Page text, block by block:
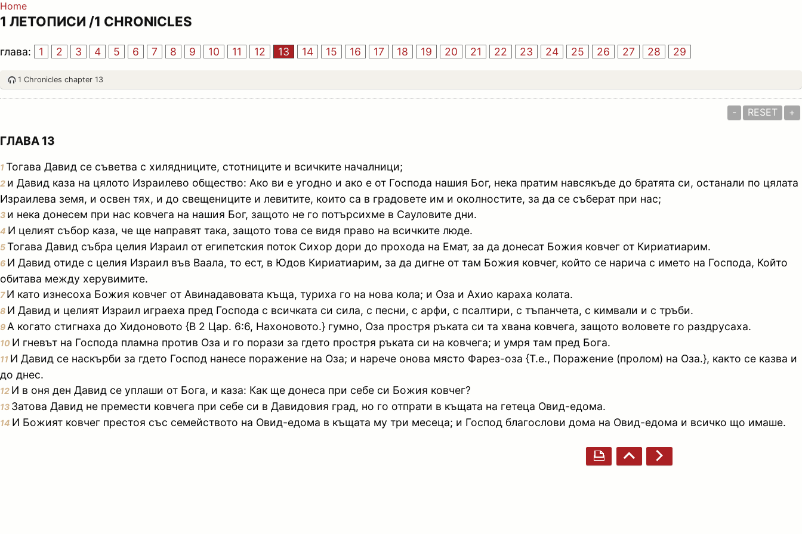
Home
1 ЛЕТОПИСИ /1 CHRONICLES
глава: 1 2 3 4 5 6 7 8 9 10 11 12 13 14 15 16 17 18 19 20 21 22 23 24 25 26 27 28 29
1 Chronicles chapter 13
- RESET +
ГЛАВА 13
1Тогава Давид се съветва с хилядниците, стотниците и всичките началници;
2 и Давид каза на цялото Израилево общество: Ако ви е угодно и ако е от Господа нашия Бог, нека пратим навсякъде до братята си, останали по цялата
Израилева земя, и освен тях, и до свещениците и левитите, които са в градовете им и околностите, за да се съберат при нас;
3 и нека донесем при нас ковчега на нашия Бог, защото не го потърсихме в Сауловите дни.
4 И целият събор каза, че ще направят така, защото това се видя право на всичките люде.
5Тогава Давид събра целия Израил от египетския поток Сихор дори до прохода на Емат, за да донесат Божия ковчег от Кириатиарим.
6 И Давид отиде с целия Израил във Ваала, то ест, в Юдов Кириатиарим, за да дигне от там Божия ковчег, който се нарича с името на Господа, Който
обитава между херувимите.
7И като изнесоха Божия ковчег от Авинадавовата къща, туриха го на нова кола; и Оза и Ахио караха колата.
8 И Давид и целият Израил играеха пред Господа с всичката си сила, с песни, с арфи, с псалтири, с тъпанчета, с кимвали и с тръби.
9 А когато стигнаха до Хидоновото {В 2 Цар. 6:6, Нахоновото.} гумно, Оза простря ръката си та хвана ковчега, защото воловете го раздрусаха.
10 И гневът на Господа пламна против Оза и го порази за гдето простря ръката си на ковчега; и умря там пред Бога.
11 И Давид се наскърби за гдето Господ нанесе поражение на Оза; и нарече онова място Фарез-оза {Т.е., Поражение (пролом) на Оза.}, както се казва и
до днес.
12 И в оня ден Давид се уплаши от Бога, и каза: Как ще донеса при себе си Божия ковчег?
13 Затова Давид не премести ковчега при себе си в Давидовия град, но го отпрати в къщата на гетеца Овид-едома.
14 И Божият ковчег престоя със семейството на Овид-едома в къщата му три месеца; и Господ благослови дома на Овид-едома и всичко що имаше.